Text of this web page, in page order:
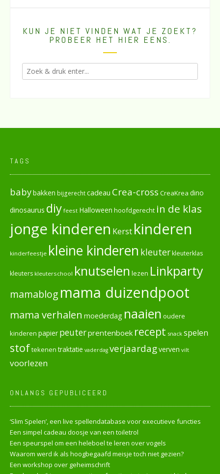
KUN JE NIET VINDEN WAT JE ZOEKT?
PROBEER HET HIER EENS.
TAGS
babybakken bijgerechtcadeau Crea-cross CreaKrea dino
dinosaurus diy feest Halloween hoofdgerecht in de klas
jonge kinderen Kerst kinderen
kinderfeestje kleine kinderen kleuterkleuterklas
kleuters kleuterschool knutselen lezen Linkparty
mamablog mama duizendpoot
mama verhalen moederdag naaien oudere
kinderen papier peuterprentenboek recept snack spelen
stoftekenen traktatie vaderdag verjaardagverven vilt
voorlezen
ONLANGS GEPUBLICEERD
‘Slim Spelen’, een live spellendatabase voor executieve functies
Een simpel cadeau doosje van een toiletrol
Een speurspel om een heleboel te leren over vogels
Waarom werd ik als hoogbegaafd meisje toch niet gezien?
Een workshop over geheimschrift